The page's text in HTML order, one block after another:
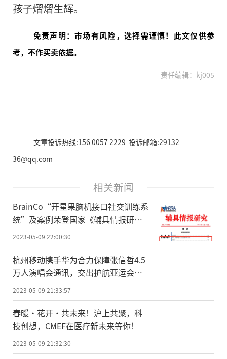
孩子熠熠生辉。
免责声明：市场有风险，选择需谨慎！此文仅供参
考，不作买卖依据。
责任编辑：kj005
文章投诉热线:156 0057 2229 投诉邮箱:29132
36@qq.com
相关新闻
BrainCo“开星果脑机接口社交训练系
统”及案例荣登国家《辅具情报研
究》期刊
2023-05-09 22:00:30
杭州移动携手华为合力保障张信哲4.5
万人演唱会通讯，交出护航亚运会开
2023-05-09 21:33:57
春暖·花开·共未来！沪上共聚，科
技创想，CMEF在医疗新未来等你！
2023-05-09 21:32:30